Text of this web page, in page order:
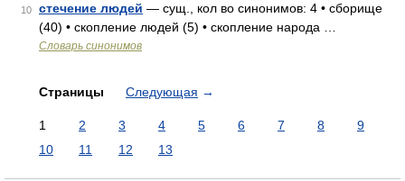
10 стечение людей — сущ., кол во синонимов: 4 • сборище
(40) • скопление людей (5) • скопление народа …
Словарь синонимов
Страницы Следующая →
1 2 3 4 5 6 7 8
9
10
11 12 13